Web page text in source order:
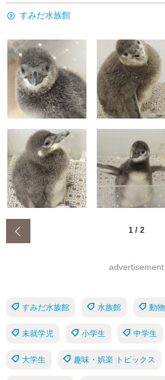
すみだ水族館
1 / 2
advertisement
すみだ水族館 水族館 動物
未就学児 小学生 中学生
大学生 趣味・娯楽 トピックス